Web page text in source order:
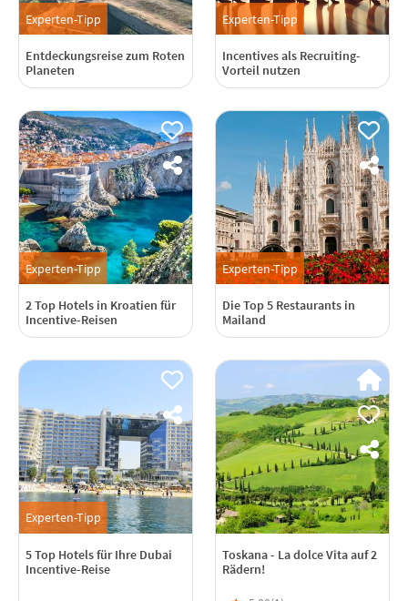
Experten-Tipp
Entdeckungsreise zum Roten
Planeten
Experten-Tipp
Incentives als Recruiting-
Vorteil nutzen
Experten-Tipp
2 Top Hotels in Kroatien für
Incentive-Reisen
Experten-Tipp
Die Top 5 Restaurants in
Mailand
Experten-Tipp
5 Top Hotels für Ihre Dubai
Incentive-Reise
Toskana - La dolce Vita auf 2
Rädern!